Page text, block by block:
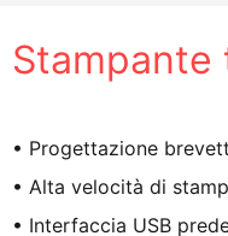
Stampante
• Progettazione
• Alta velocità di
• Interfaccia USB